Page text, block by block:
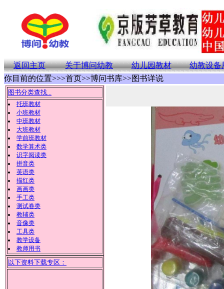
返回主页 关于博问幼教 幼儿园教材
幼教设备
你目前的位置>>>首页>>博问书库>>图书详说
图书分类查找...
托班教材
小班教材
中班教材
大班教材
学前班教材
数学算术类
识字阅读类
拼音类
英语类
描红类
画画类
手工类
测试卷类
教辅类
音像类
工具类
教学设备
教师用书
以下资料下载专区：